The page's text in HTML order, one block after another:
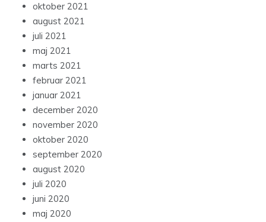
oktober 2021
august 2021
juli 2021
maj 2021
marts 2021
februar 2021
januar 2021
december 2020
november 2020
oktober 2020
september 2020
august 2020
juli 2020
juni 2020
maj 2020